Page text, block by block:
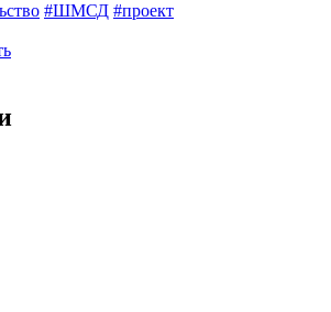
#ШМСД #проект